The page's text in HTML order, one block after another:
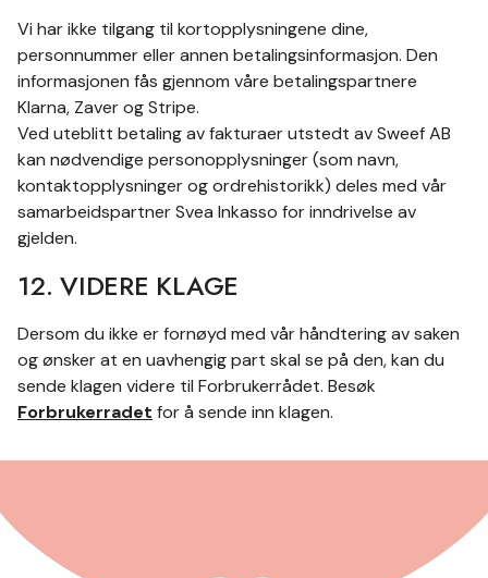
Vi har ikke tilgang til kortopplysningene dine,
personnummer eller annen betalingsinformasjon. Den
informasjonen fås gjennom våre betalingspartnere
Klarna, Zaver og Stripe.
Ved uteblitt betaling av fakturaer utstedt av Sweef AB
kan nødvendige personopplysninger (som navn,
kontaktopplysninger og ordrehistorikk) deles med vår
samarbeidspartner Svea Inkasso for inndrivelse av
gjelden.
12. VIDERE KLAGE
Dersom du ikke er fornøyd med vår håndtering av saken
og ønsker at en uavhengig part skal se på den, kan du
sende klagen videre til Forbrukerrådet. Besøk
Forbrukerradet for å sende inn klagen.